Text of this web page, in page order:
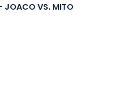
JOACO VS. MITO